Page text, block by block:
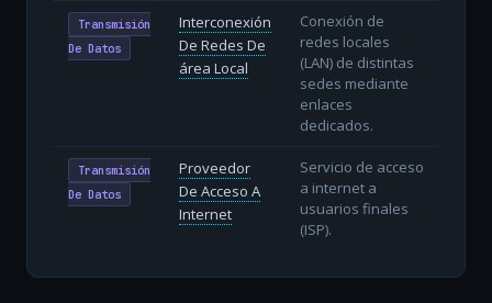
Transmisión
De Datos
Interconexión
De Redes De
área Local
Conexión de
redes locales
(LAN) de distintas
sedes mediante
enlaces
dedicados.
Transmisión
De Datos
Proveedor
De Acceso A
Internet
Servicio de acceso
a internet a
usuarios finales
(ISP).